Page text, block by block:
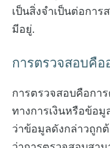
เป็นสิ่งจำเป็นต่อกา
มีอยู่.
การตรวจสอบคือ
การตรวจสอบคือกา
ทางการเงินหรือข้อมู
ว่าข้อมูลดังกล่าวถูก